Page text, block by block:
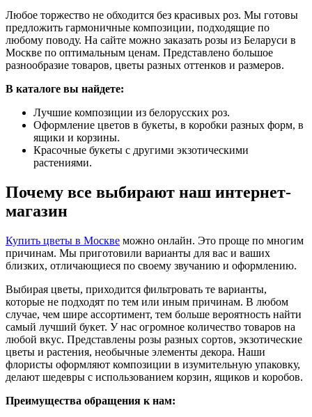
Любое торжество не обходится без красивых роз. Мы готовы
предложить гармоничные композиции, подходящие по
любому поводу. На сайте можно заказать розы из Беларуси в
Москве по оптимальным ценам. Представлено большое
разнообразие товаров, цветы разных оттенков и размеров.
В каталоге вы найдете:
Лучшие композиции из белорусских роз.
Оформление цветов в букеты, в коробки разных форм, в
ящики и корзины.
Красочные букеты с другими экзотическими
растениями.
Почему все выбирают наш интернет-
магазин
Купить цветы в Москве можно онлайн. Это проще по многим
причинам. Мы приготовили варианты для вас и ваших
близких, отличающиеся по своему звучанию и оформлению.
Выбирая цветы, приходится фильтровать те варианты,
которые не подходят по тем или иным причинам. В любом
случае, чем шире ассортимент, тем больше вероятность найти
самый лучший букет. У нас огромное количество товаров на
любой вкус. Представлены розы разных сортов, экзотические
цветы и растения, необычные элементы декора. Наши
флористы оформляют композиции в изумительную упаковку,
делают шедевры с использованием корзин, ящиков и коробов.
Преимущества обращения к нам: